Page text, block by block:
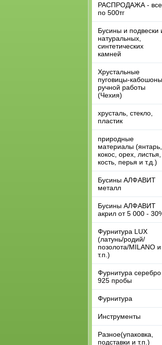
РАСПРОДАЖА - все
по 500тг
Бусины и подвески
натуральных,
синтетических
камней
Хрустальные
пуговицы-кабошоны
ручной работы
(Чехия)
хрусталь, стекло,
пластик
природные
материалы (янтарь,
кокос, орех, листья,
кость, перья и т.д.)
Бусины АЛФАВИТ
металл
Бусины АЛФАВИТ
акрил от 5 000 -
Фурнитура LUX
(латунь/родий/
позолота/MILANO и
т.п.)
Фурнитура серебро
925 пробы
Фурнитура
Инструменты
Разное(упаковка,
подставки и т.п.)